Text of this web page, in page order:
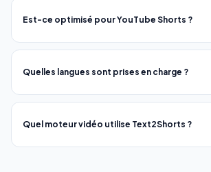
Est-ce optimisé pour YouTube Shorts ?
Quelles langues sont prises en charge ?
Quel moteur vidéo utilise Text2Shorts ?